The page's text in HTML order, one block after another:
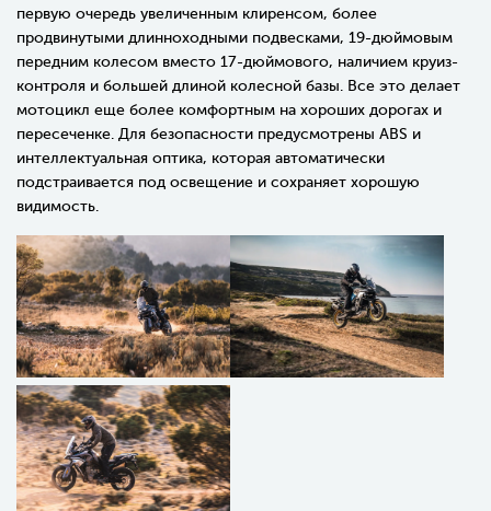
первую очередь увеличенным клиренсом, более
продвинутыми длинноходными подвесками, 19-дюймовым
передним колесом вместо 17-дюймового, наличием круиз-
контроля и большей длиной колесной базы. Все это делает
мотоцикл еще более комфортным на хороших дорогах и
пересеченке. Для безопасности предусмотрены ABS и
интеллектуальная оптика, которая автоматически
подстраивается под освещение и сохраняет хорошую
видимость.